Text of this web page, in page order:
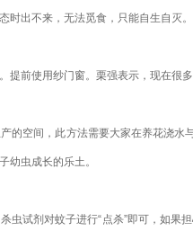
出不来，无法觅食，只能自生自灭
提前使用纱门窗。栗强表示，现在很
的空间，此方法需要大家在养花浇
幼虫成长的乐土。
虫试剂对蚊子进行“点杀”即可，如